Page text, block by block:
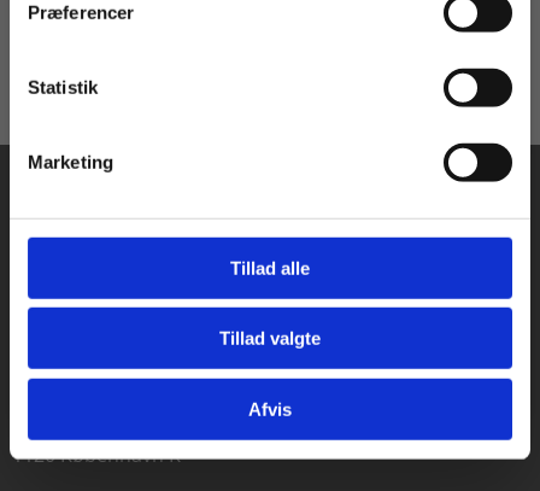
Præferencer
Statistik
Marketing
Tillad alle
Tillad valgte
Afvis
1120 København K
Gå til praxisOnline